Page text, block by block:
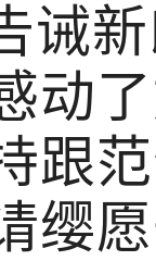
诫
动
跟
缨